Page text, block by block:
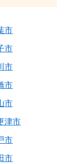
市
市
市
市
市
津市
市
市